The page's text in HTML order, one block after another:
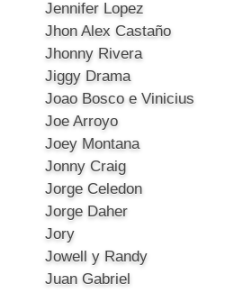
Jennifer Lopez
Jhon Alex Castaño
Jhonny Rivera
Jiggy Drama
Joao Bosco e Vinicius
Joe Arroyo
Joey Montana
Jonny Craig
Jorge Celedon
Jorge Daher
Jory
Jowell y Randy
Juan Gabriel